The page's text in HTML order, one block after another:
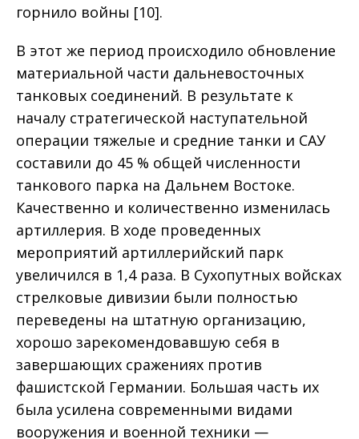
горнило войны [10].
В этот же период происходило обновление
материальной части дальневосточных
танковых соединений. В результате к
началу стратегической наступательной
операции тяжелые и средние танки и САУ
составили до 45 % общей численности
танкового парка на Дальнем Востоке.
Качественно и количественно изменилась
артиллерия. В ходе проведенных
мероприятий артиллерийский парк
увеличился в 1,4 раза. В Сухопутных войсках
стрелковые дивизии были полностью
переведены на штатную организацию,
хорошо зарекомендовавшую себя в
завершающих сражениях против
фашистской Германии. Большая часть их
была усилена современными видами
вооружения и военной техники —